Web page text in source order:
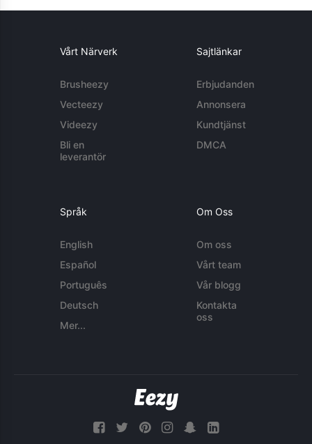
Vårt Närverk
Brusheezy
Vecteezy
Videezy
Bli en
leverantör
Sajtlänkar
Erbjudanden
Annonsera
Kundtjänst
DMCA
Språk
English
Español
Português
Deutsch
Mer...
Om Oss
Om oss
Vårt team
Vår blogg
Kontakta
oss